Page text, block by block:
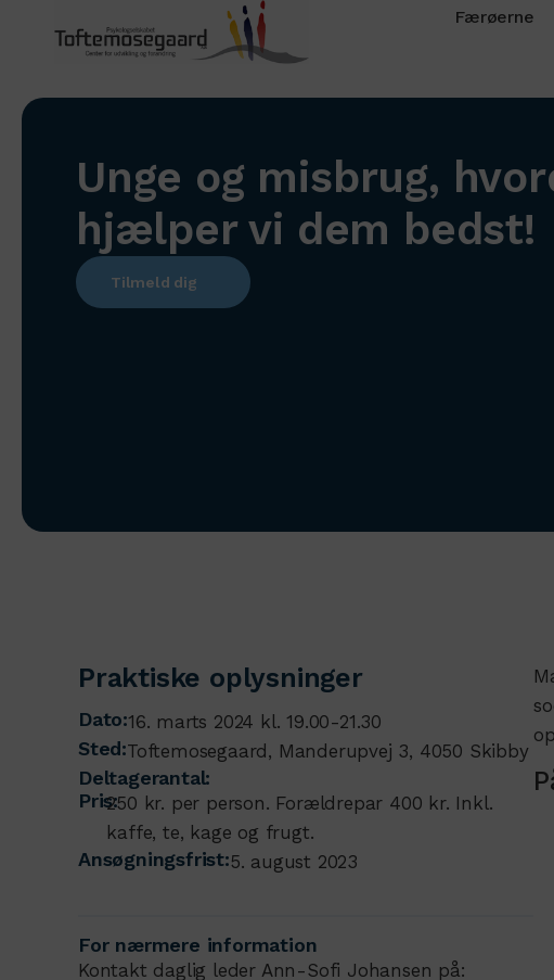
Færøerne
Unge og misbrug,
hjælper vi dem bedst!
Tilmeld dig
Praktiske oplysninger
Dato:16. marts 2024 kl. 19.00-21.30
Sted:Toftemosegaard, Manderupvej 3, 4050 Skibby
Deltagerantal:
Pris:250 kr. per person. Forældrepar 400 kr. Inkl.
kaffe, te, kage og frugt.
Ansøgningsfrist:5. august 2023
For nærmere information
Kontakt daglig leder Ann-Sofi Johansen på: